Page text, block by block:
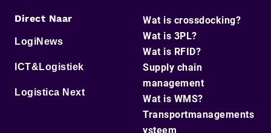
Direct Naar
LogiNews
ICT&Logistiek
Logistica Next
Wat is crossdocking?
Wat is 3PL?
Wat is RFID?
Supply chain
management
Wat is WMS?
Transportmanagements
ysteem